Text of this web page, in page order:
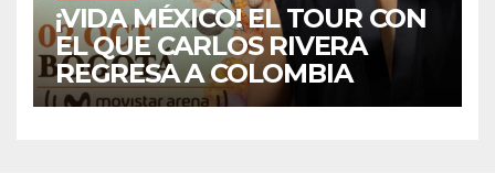
¡VIDA MÉXICO! EL TOUR CON
EL QUE CARLOS RIVERA
REGRESA A COLOMBIA